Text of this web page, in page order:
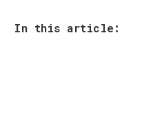
In this article: